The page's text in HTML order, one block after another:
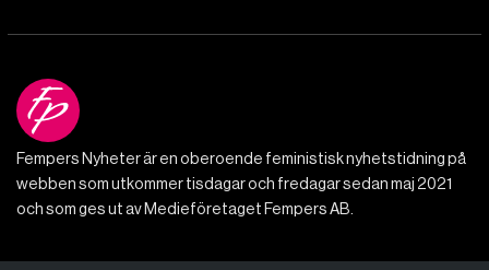
Fempers Nyheter är en oberoende feministisk nyhetstidning på
webben som utkommer tisdagar och fredagar sedan maj 2021
och som ges ut av Medieföretaget Fempers AB.